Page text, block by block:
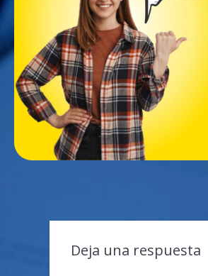
Deja una respuesta